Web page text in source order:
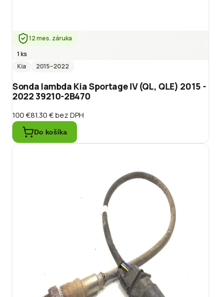
12 mes. záruka
1 ks
Kia
2015–2022
Sonda lambda Kia Sportage IV (QL, QLE) 2015 -
2022 39210-2B470
100 €81.30 €bez DPH
Do košíka